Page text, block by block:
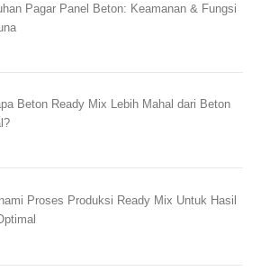
Pagar Panel Beton: Keamanan & Fungsi
Beton Ready Mix Lebih Mahal dari Beton
Proses Produksi Ready Mix Untuk Hasil